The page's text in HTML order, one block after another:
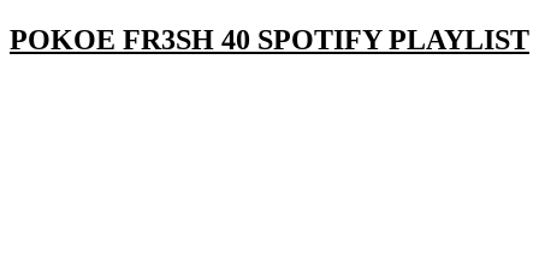
POKOE FR3SH 40 SPOTIFY PLAYLIST